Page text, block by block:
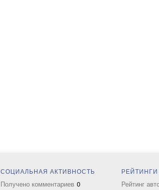
СОЦИАЛЬНАЯ АКТИВНОСТЬ
Получено комментариев 0
РЕЙТИНГИ
Рейтинг